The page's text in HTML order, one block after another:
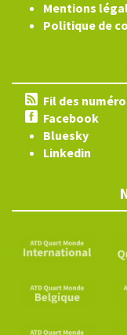
Mentions
Politique de
Fil des
Facebook
Bluesky
Linkedin